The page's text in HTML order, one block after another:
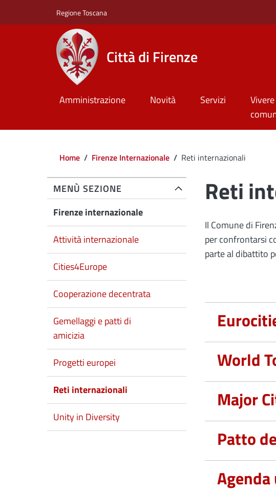
Regione Toscana
Città di Firenze
Amministrazione Novità Servizi
Briciole di pane
Home / Firenze Internazionale / Reti internazionali
MENÙ SEZIONE
Firenze internazionale
Attività internazionale
Cities4Europe
Cooperazione decentrata
Gemellaggi e patti di
amicizia
Progetti europei
Reti internazionali
Unity in Diversity
Reti
Il Comune di
per confrontarsi
parte al dibattito
World
Major
Patto